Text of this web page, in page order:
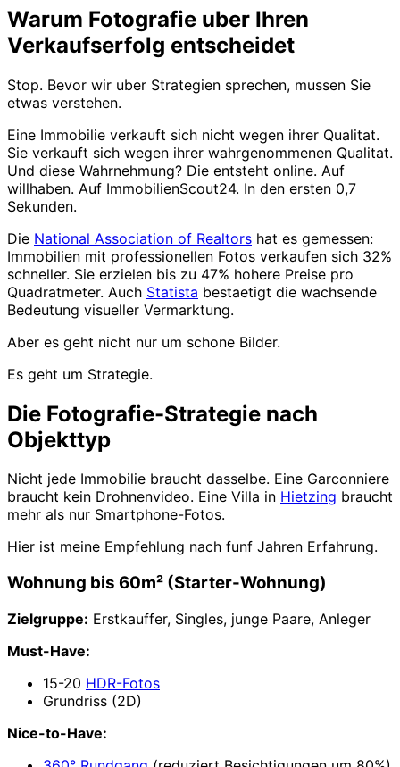
Warum Fotografie uber Ihren
Verkaufserfolg entscheidet
Stop. Bevor wir uber Strategien sprechen, mussen Sie
etwas verstehen.
Eine Immobilie verkauft sich nicht wegen ihrer Qualitat.
Sie verkauft sich wegen ihrer wahrgenommenen Qualitat.
Und diese Wahrnehmung? Die entsteht online. Auf
willhaben. Auf ImmobilienScout24. In den ersten 0,7
Sekunden.
Die National Association of Realtors hat es gemessen:
Immobilien mit professionellen Fotos verkaufen sich 32%
schneller. Sie erzielen bis zu 47% hohere Preise pro
Quadratmeter. Auch Statista bestaetigt die wachsende
Bedeutung visueller Vermarktung.
Aber es geht nicht nur um schone Bilder.
Es geht um Strategie.
Die Fotografie-Strategie nach
Objekttyp
Nicht jede Immobilie braucht dasselbe. Eine Garconniere
braucht kein Drohnenvideo. Eine Villa in Hietzing braucht
mehr als nur Smartphone-Fotos.
Hier ist meine Empfehlung nach funf Jahren Erfahrung.
Wohnung bis 60m² (Starter-Wohnung)
Zielgruppe: Erstkauffer, Singles, junge Paare, Anleger
Must-Have:
15-20 HDR-Fotos
Grundriss (2D)
Nice-to-Have: